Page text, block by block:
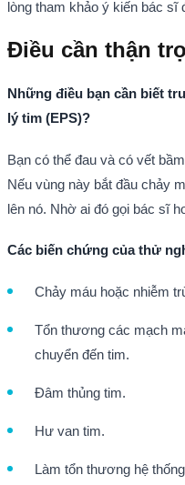
lòng tham khảo ý kiến ​​bác
Điều cần thận
Những điều bạn cần biết
lý tim (EPS)?
Bạn có thể đau và có vết
Nếu vùng này bắt đầu chảy
lên nó. Nhờ ai đó gọi bác sĩ
Các biến chứng của thử
Chảy máu hoặc nhiễm
Tổn thương các mạch
chuyển đến tim.
Đâm thủng tim.
Hư van tim.
Làm tổn thương hệ